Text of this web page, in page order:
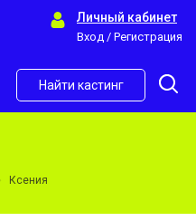
Личный кабинет
Вход / Регистрация
Найти кастинг
Ксения